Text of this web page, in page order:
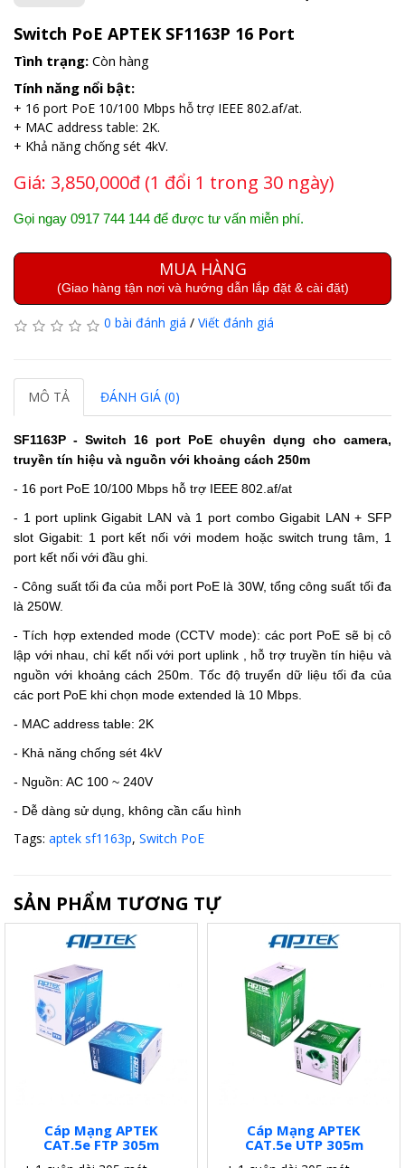
Switch PoE APTEK SF1163P 16 Port
Tình trạng: Còn hàng
Tính năng nổi bật:
+ 16 port PoE 10/100 Mbps hỗ trợ IEEE 802.af/at.
+ MAC address table: 2K.
+ Khả năng chống sét 4kV.
Giá: 3,850,000đ (1 đổi 1 trong 30 ngày)
Gọi ngay 0917 744 144 để được tư vấn miễn phí.
MUA HÀNG
(Giao hàng tận nơi và hướng dẫn lắp đặt & cài đặt)
0 bài đánh giá / Viết đánh giá
MÔ TẢ ĐÁNH GIÁ (0)
SF1163P - Switch 16 port PoE chuyên dụng cho camera,
truyền tín hiệu và nguồn với khoảng cách 250m
- 16 port PoE 10/100 Mbps hỗ trợ IEEE 802.af/at
- 1 port uplink Gigabit LAN và 1 port combo Gigabit LAN + SFP
slot Gigabit: 1 port kết nối với modem hoặc switch trung tâm, 1
port kết nối với đầu ghi.
- Công suất tối đa của mỗi port PoE là 30W, tổng công suất tối đa
là 250W.
- Tích hợp extended mode (CCTV mode): các port PoE sẽ bị cô
lập với nhau, chỉ kết nối với port uplink , hỗ trợ truyền tín hiệu và
nguồn với khoảng cách 250m. Tốc độ truyển dữ liệu tối đa của
các port PoE khi chọn mode extended là 10 Mbps.
- MAC address table: 2K
- Khả năng chống sét 4kV
- Nguồn: AC 100 ~ 240V
- Dễ dàng sử dụng, không cần cấu hình
Tags: aptek sf1163p, Switch PoE
SẢN PHẨM TƯƠNG TỰ
Cáp Mạng APTEK
CAT.5e FTP 305m
Cáp Mạng APTEK
CAT.5e UTP 305m